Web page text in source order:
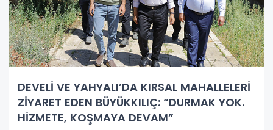
DEVELİ VE YAHYALI’DA KIRSAL MAHALLELERİ
ZİYARET EDEN BÜYÜKKILIÇ: “DURMAK YOK.
HİZMETE, KOŞMAYA DEVAM”